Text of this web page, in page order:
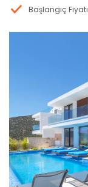
Başlangıç Fiyatı